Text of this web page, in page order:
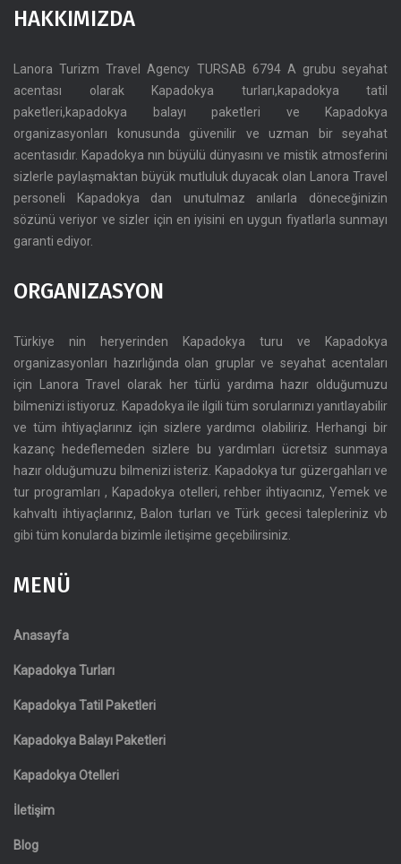
HAKKIMIZDA
Lanora Turizm Travel Agency TURSAB 6794 A grubu seyahat
acentası olarak Kapadokya turları,kapadokya tatil
paketleri,kapadokya balayı paketleri ve Kapadokya
organizasyonları konusunda güvenilir ve uzman bir seyahat
acentasıdır. Kapadokya nın büyülü dünyasını ve mistik atmosferini
sizlerle paylaşmaktan büyük mutluluk duyacak olan Lanora Travel
personeli Kapadokya dan unutulmaz anılarla döneceğinizin
sözünü veriyor ve sizler için en iyisini en uygun fiyatlarla sunmayı
garanti ediyor.
ORGANIZASYON
Türkiye nin heryerinden Kapadokya turu ve Kapadokya
organizasyonları hazırlığında olan gruplar ve seyahat acentaları
için Lanora Travel olarak her türlü yardıma hazır olduğumuzu
bilmenizi istiyoruz. Kapadokya ile ilgili tüm sorularınızı yanıtlayabilir
ve tüm ihtiyaçlarınız için sizlere yardımcı olabiliriz. Herhangi bir
kazanç hedeflemeden sizlere bu yardımları ücretsiz sunmaya
hazır olduğumuzu bilmenizi isteriz. Kapadokya tur güzergahları ve
tur programları , Kapadokya otelleri, rehber ihtiyacınız, Yemek ve
kahvaltı ihtiyaçlarınız, Balon turları ve Türk gecesi talepleriniz vb
gibi tüm konularda bizimle iletişime geçebilirsiniz.
MENÜ
Anasayfa
Kapadokya Turları
Kapadokya Tatil Paketleri
Kapadokya Balayı Paketleri
Kapadokya Otelleri
İletişim
Blog